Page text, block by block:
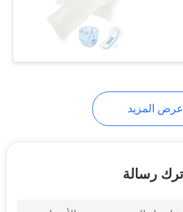
عرض المزيد
اترك رسالة